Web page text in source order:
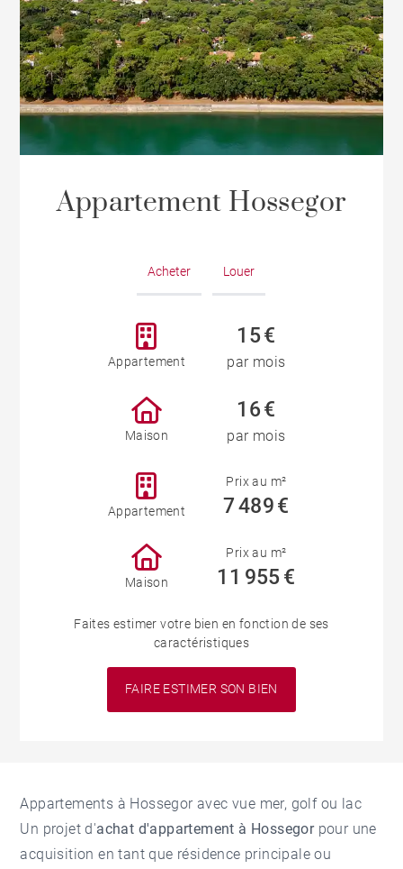
Appartement Hossegor
Acheter Louer
Appartement
15 €
par mois
Maison
16 €
par mois
Appartement
Prix au m²
7 489 €
Maison
Prix au m²
11 955 €
Faites estimer votre bien en fonction de ses
caractéristiques
FAIRE ESTIMER SON BIEN
Appartements à Hossegor avec vue mer, golf ou lac
Un projet d'achat d'appartement à Hossegorpour une
acquisition en tant que résidence principale ou